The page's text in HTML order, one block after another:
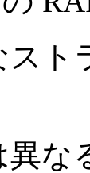
スト
異な